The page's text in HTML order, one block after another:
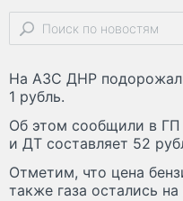
На АЗС ДНР
1 рубль.
Об этом сообщили в
и ДТ составляет 52
Отметим, что цена
также газа остались